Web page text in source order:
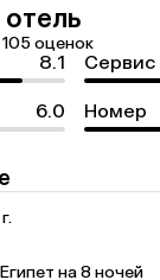
оценок
8.1 Сервис
6.0 Номер
на 8 ночей